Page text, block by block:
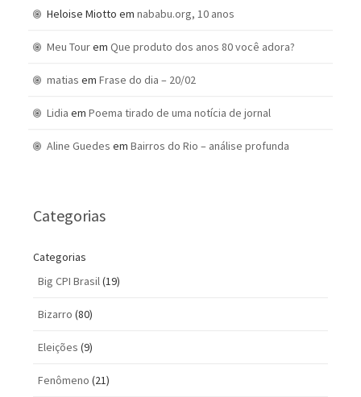
Heloise Miotto em nababu.org, 10 anos
Meu Tourem Que produto dos anos 80 você adora?
matias em Frase do dia – 20/02
Lidia em Poema tirado de uma notícia de jornal
Aline Guedes em Bairros do Rio – análise profunda
Categorias
Categorias
Big CPI Brasil (19)
Bizarro (80)
Eleições (9)
Fenômeno (21)